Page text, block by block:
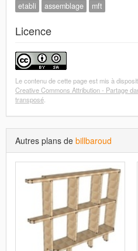
etabli assemblage mft
Licence
Le contenu de cette page est mis à
Creative Commons Attribution - Partage
transposé.
Autres plans de billbaroud